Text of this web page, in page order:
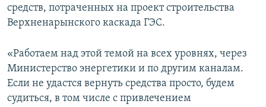
средств, потраченных на проект строительства
Верхненарынского каскада ГЭС.
«Работаем над этой темой на всех уровнях, через
Министерство энергетики и по другим каналам.
Если не удастся вернуть средства просто, будем
судиться, в том числе с привлечением